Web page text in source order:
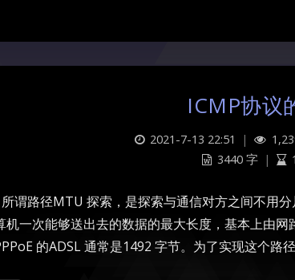
ICMP协议
2021-7-13 22:51 |
3440 字 |
谓路径MTU 探索，是探索与通信对方之间不用
机一次能够送出去的数据的最大长度，基本上由
的ADSL 通常是1492 字节。为了实现这个路